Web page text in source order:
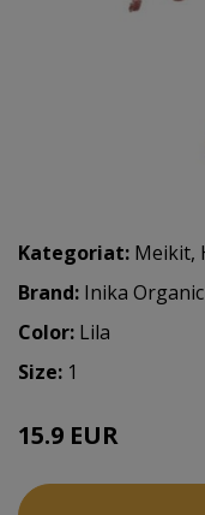
Kategoriat: Meikit,
Brand: Inika Organic
Color: Lila
Size: 1
15.9 EUR